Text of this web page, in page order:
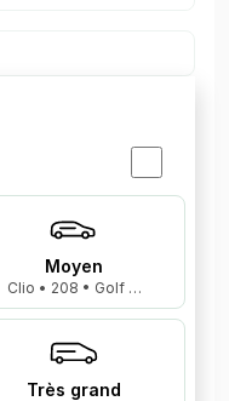
Moyen
Clio • 208 • Golf …
Très grand